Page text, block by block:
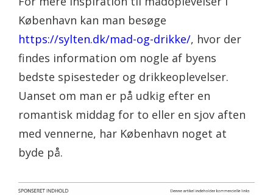
København kan man besøge
https://sylten.dk/mad-og-drikke/, hvor der
findes information om nogle af byens
bedste spisesteder og drikkeoplevelser.
Uanset om man er på udkig efter en
romantisk middag for to eller en sjov aften
med vennerne, har København noget at
byde på.